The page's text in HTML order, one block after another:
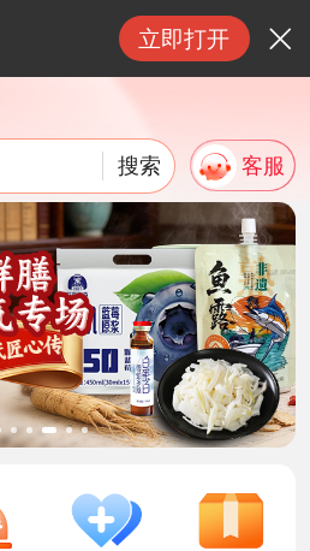
立即打开 
搜索 搜索 客服